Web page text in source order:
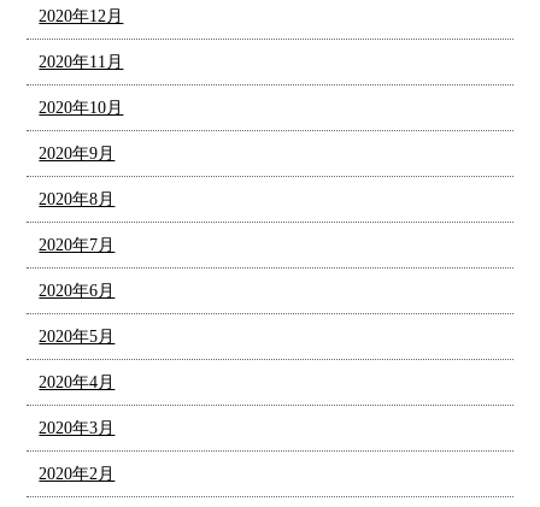
2020年12月
2020年11月
2020年10月
2020年9月
2020年8月
2020年7月
2020年6月
2020年5月
2020年4月
2020年3月
2020年2月